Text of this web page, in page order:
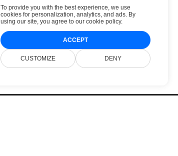
To provide you with the best experience, we use
cookies for personalization, analytics, and ads. By
using our site, you agree to our cookie policy.
ACCEPT
CUSTOMIZE DENY